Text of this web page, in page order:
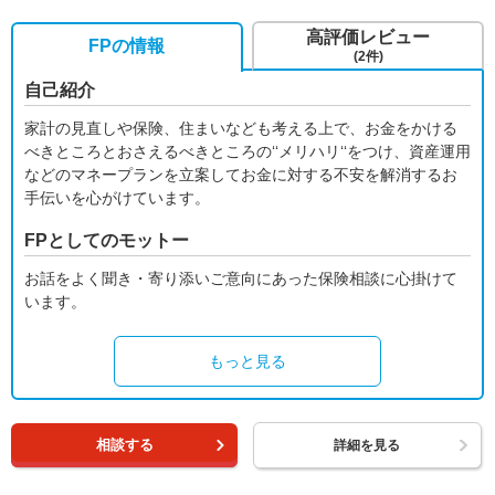
FPの情報
自己紹介
家計の見直しや保険、住まいなども考える上で、お金をかける
べきところとおさえるべきところの‘‘メリハリ‘‘をつけ、資産運用
などのマネープランを立案してお金に対する不安を解消するお
手伝いを心がけています。
FPとしてのモットー
お話をよく聞き・寄り添いご意向にあった保険相談に心掛けて
います。
もっと見る
高評価レビュー
(2件)
相談する 詳細を見る